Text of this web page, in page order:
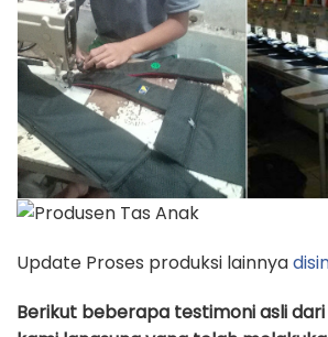
Update Proses produksi lainnya
Berikut beberapa testimoni asli